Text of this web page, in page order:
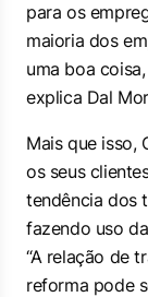
para os
maioria dos
uma boa
explica Dal
Mais que isso,
os seus
tendência dos
fazendo uso
“A relação de
reforma pode